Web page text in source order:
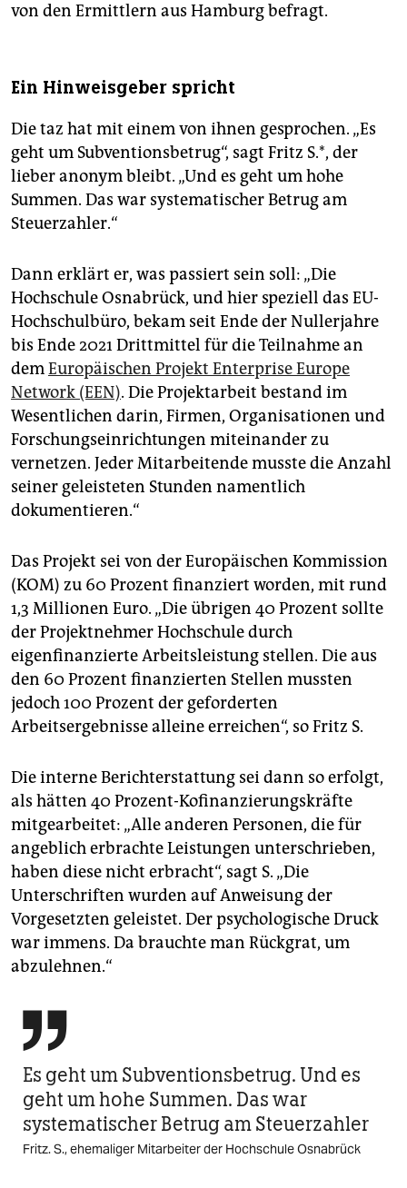
von den Ermittlern aus Hamburg befragt.
Ein Hinweisgeber spricht
Die taz hat mit einem von ihnen gesprochen. „Es
geht um Subventionsbetrug“, sagt Fritz S.*, der
lieber anonym bleibt. „Und es geht um hohe
Summen. Das war systematischer Betrug am
Steuerzahler.“
Dann erklärt er, was passiert sein soll: „Die
Hochschule Osnabrück, und hier speziell das EU-
Hochschulbüro, bekam seit Ende der Nullerjahre
bis Ende 2021 Drittmittel für die Teilnahme an
demEuropäischen Projekt Enterprise Europe
Network (EEN). Die Projektarbeit bestand im
Wesentlichen darin, Firmen, Organisationen und
Forschungseinrichtungen miteinander zu
vernetzen. Jeder Mitarbeitende musste die Anzahl
seiner geleisteten Stunden namentlich
dokumentieren.“
Das Projekt sei von der Europäischen Kommission
(KOM) zu 60 Prozent finanziert worden, mit rund
1,3 Millionen Euro. „Die übrigen 40 Prozent sollte
der Projektnehmer Hochschule durch
eigenfinanzierte Arbeitsleistung stellen. Die aus
den 60 Prozent finanzierten Stellen mussten
jedoch 100 Prozent der geforderten
Arbeitsergebnisse alleine erreichen“, so Fritz S.
Die interne Berichterstattung sei dann so erfolgt,
als hätten 40 Prozent-Kofinanzierungskräfte
mitgearbeitet: „Alle anderen Personen, die für
angeblich erbrachte Leistungen unterschrieben,
haben diese nicht erbracht“, sagt S. „Die
Unterschriften wurden auf Anweisung der
Vorgesetzten geleistet. Der psychologische Druck
war immens. Da brauchte man Rückgrat, um
abzulehnen.“

Es geht um Subventionsbetrug. Und es
geht um hohe Summen. Das war
systematischer Betrug am Steuerzahler
Fritz. S., ehemaliger Mitarbeiter der Hochschule Osnabrück